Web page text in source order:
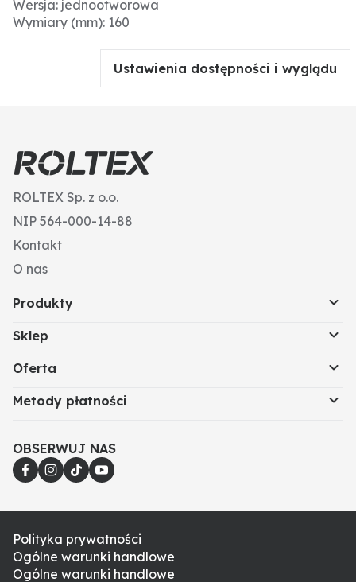
Wersja: jednootworowa
Wymiary (mm): 160
Ustawienia dostępności i wyglądu
ROLTEX Sp. z o.o.
NIP 564-000-14-88
Kontakt
O nas
Produkty
Sklep
Oferta
Metody płatności
OBSERWUJ NAS
Polityka prywatności
Ogólne warunki handlowe
Ogólne warunki handlowe